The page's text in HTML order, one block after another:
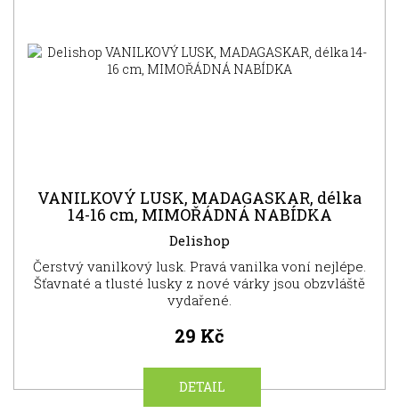
VANILKOVÝ LUSK, MADAGASKAR, délka
14-16 cm, MIMOŘÁDNÁ NABÍDKA
Delishop
Čerstvý vanilkový lusk. Pravá vanilka voní nejlépe.
Šťavnaté a tlusté lusky z nové várky jsou obzvláště
vydařené.
29 Kč
DETAIL